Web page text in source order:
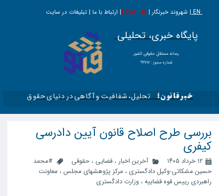
EN | شهروند خبرنگار | | ارتباط با ما | تبلیغات در سایت
Live
پایگاه خبری، تحلیلی
​​​​رسانه مستقل حقوقی کشور
شماره مجوز : ۹۳۶۱۷
خبرقانون؛ تحلیل، شفافیت و آگاهی در دنیای حقوق​​​​​​​
بررسی طرح اصلاح قانون آیین دادرسی
کیفری
۱۲ خرداد ۱۴۰۵ آخرین اخبار ، قضایی ، حقوقی
#محمد
حسین مشکاتی-وکیل دادگستری ، مرکز پژوهشهای مجلس ، معاونت
راهبردی رییس قوه قضاییه ، وزارت دادگستری